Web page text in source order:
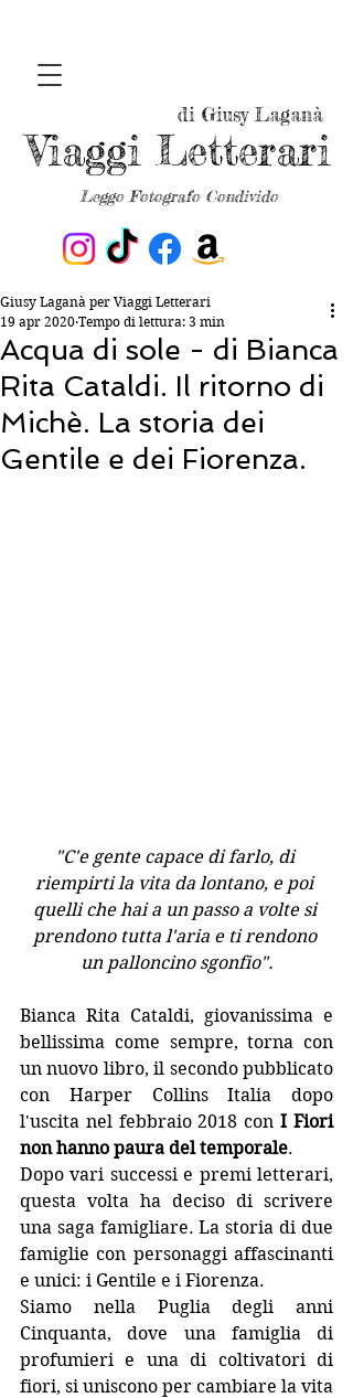
Leggo Fotografo Condivido
Viaggi Letterari
di Giusy Laganà
Acqua di sole - di Bianca
Rita Cataldi. Il ritorno di
Michè. La storia dei
Gentile e dei Fiorenza.
Giusy Laganà per Viaggi Letterari
19 apr 2020 Tempo di lettura: 3 min
"C'e gente capace di farlo, di
riempirti la vita da lontano, e poi
quelli che hai a un passo a volte si
prendono tutta l'aria e ti rendono
un palloncino sgonfio".
Bianca Rita Cataldi, giovanissima e
bellissima come sempre, torna con
un nuovo libro, il secondo pubblicato
con Harper Collins Italia dopo
l'uscita nel febbraio 2018 con I Fiori
non hanno paura del temporale.
Dopo vari successi e premi letterari,
questa volta ha deciso di scrivere
una saga famigliare. La storia di due
famiglie con personaggi affascinanti
e unici: i Gentile e i Fiorenza.
Siamo nella Puglia degli anni
Cinquanta, dove una famiglia di
profumieri e una di coltivatori di
fiori, si uniscono per cambiare la vita